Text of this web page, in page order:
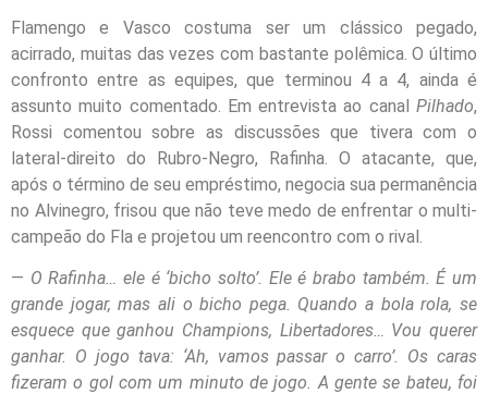
Flamengo e Vasco costuma ser um clássico pegado,
acirrado, muitas das vezes com bastante polêmica. O último
confronto entre as equipes, que terminou 4 a 4, ainda é
assunto muito comentado. Em entrevista ao canal Pilhado,
Rossi comentou sobre as discussões que tivera com o
lateral-direito do Rubro-Negro, Rafinha. O atacante, que,
após o término de seu empréstimo, negocia sua permanência
no Alvinegro, frisou que não teve medo de enfrentar o multi-
campeão do Fla e projetou um reencontro com o rival.
— O Rafinha… ele é ‘bicho solto’. Ele é brabo também. É um
grande jogar, mas ali o bicho pega. Quando a bola rola, se
esquece que ganhou Champions, Libertadores… Vou querer
ganhar. O jogo tava: ‘Ah, vamos passar o carro’. Os caras
fizeram o gol com um minuto de jogo. A gente se bateu, foi